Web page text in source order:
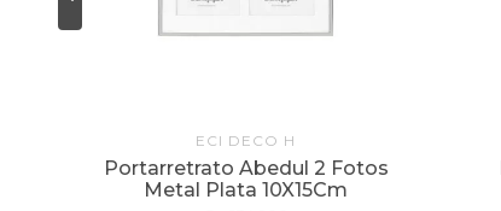
ECI DECO H
Portarretrato Abedul 2 Fotos
Metal Plata 10X15Cm